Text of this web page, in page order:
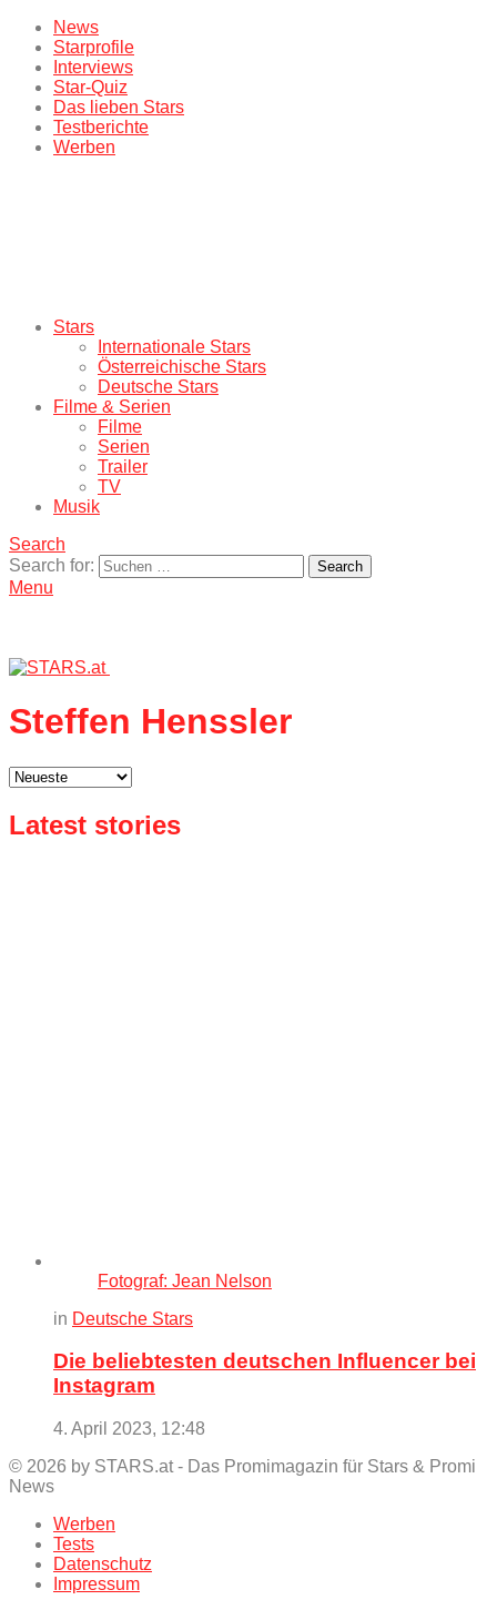
News
Starprofile
Interviews
Star-Quiz
Das lieben Stars
Testberichte
Werben
Stars
Internationale Stars
Österreichische Stars
Deutsche Stars
Filme & Serien
Filme
Serien
Trailer
TV
Musik
Search
Search for:
Search
Menu
Steffen Henssler
Latest stories
Fotograf: Jean Nelson
in Deutsche Stars
Die beliebtesten deutschen Influencer bei
Instagram
4. April 2023, 12:48
© 2026 by STARS.at - Das Promimagazin für Stars & Promi
News
Werben
Tests
Datenschutz
Impressum